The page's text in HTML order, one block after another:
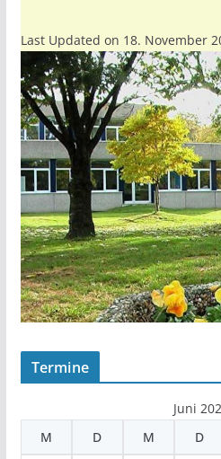
Last Updated on 18. November
Termine
Juni
M
D M D